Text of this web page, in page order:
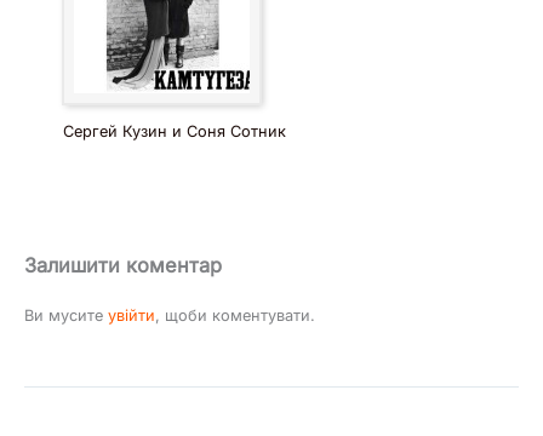
Сергей Кузин и Соня Сотник
Залишити коментар
Ви мусите увійти, щоби коментувати.